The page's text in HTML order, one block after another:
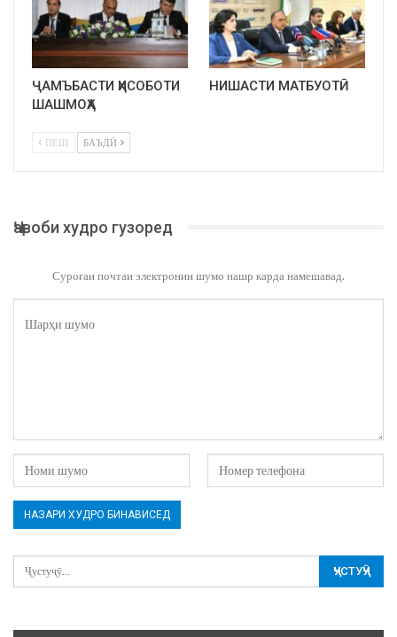
ҶАМЪБАСТИ ҲИСОБОТИ
ШАШМОҲА
НИШАСТИ МАТБУОТӢ
ПЕШ БАЪДӢ
Ҷавоби худро гузоред
Суроғаи почтаи электронии шумо нашр карда намешавад.